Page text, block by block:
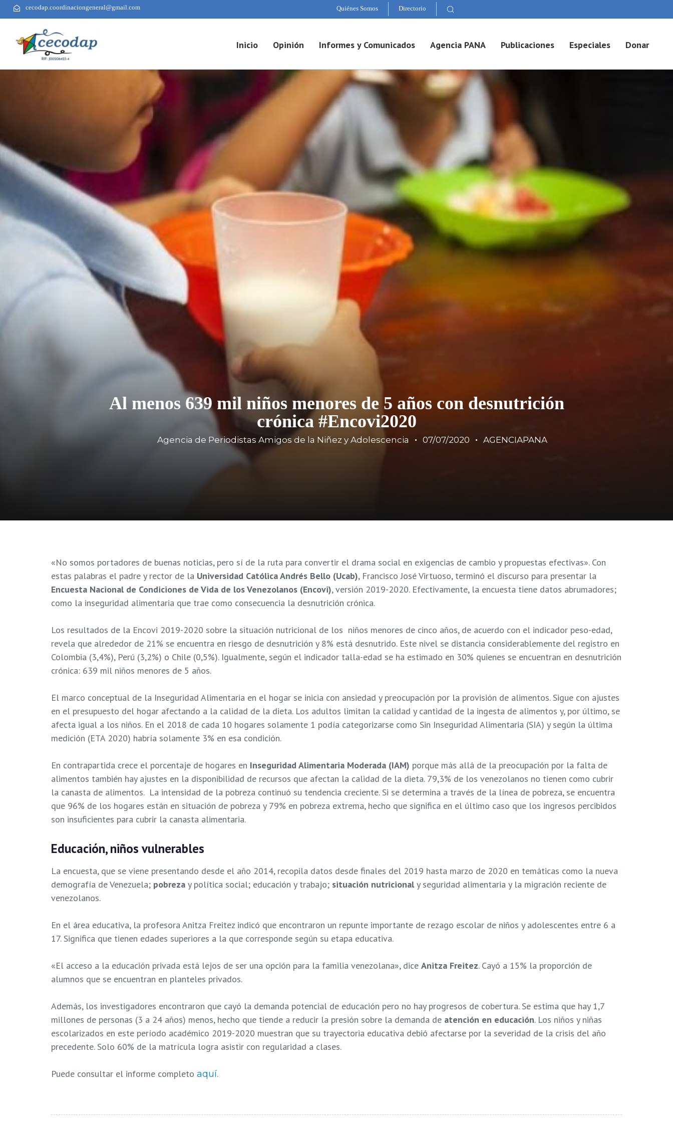
cecodap.coordinaciongeneral@gmail.com Quiénes Somos Directorio
Inicio Opinión Informes y Comunicados Agencia PANA Publicaciones Especiales Donar
Al menos 639 mil niños menores de 5 años con desnutrición
crónica #Encovi2020
Agencia de Periodistas Amigos de la Niñez y Adolescencia 07/07/2020 AGENCIAPANA
«No somos portadores de buenas noticias, pero sí de la ruta para convertir el drama social en exigencias de cambio y propuestas efectivas». Con
estas palabras el padre y rector de la Universidad Católica Andrés Bello (Ucab), Francisco José Virtuoso, terminó el discurso para presentar la
Encuesta Nacional de Condiciones de Vida de los Venezolanos (Encovi), versión 2019-2020. Efectivamente, la encuesta tiene datos abrumadores;
como la inseguridad alimentaria que trae como consecuencia la desnutrición crónica.
Los resultados de la Encovi 2019-2020 sobre la situación nutricional de los niños menores de cinco años, de acuerdo con el indicador peso-edad,
revela que alrededor de 21% se encuentra en riesgo de desnutrición y 8% está desnutrido. Este nivel se distancia considerablemente del registro en
Colombia (3,4%), Perú (3,2%) o Chile (0,5%). Igualmente, según el indicador talla-edad se ha estimado en 30% quienes se encuentran en desnutrición
crónica: 639 mil niños menores de 5 años.
El marco conceptual de la Inseguridad Alimentaria en el hogar se inicia con ansiedad y preocupación por la provisión de alimentos. Sigue con ajustes
en el presupuesto del hogar afectando a la calidad de la dieta. Los adultos limitan la calidad y cantidad de la ingesta de alimentos y, por último, se
afecta igual a los niños. En el 2018 de cada 10 hogares solamente 1 podía categorizarse como Sin Inseguridad Alimentaria (SIA) y según la última
medición (ETA 2020) habría solamente 3% en esa condición.
En contrapartida crece el porcentaje de hogares en Inseguridad Alimentaria Moderada (IAM) porque más allá de la preocupación por la falta de
alimentos también hay ajustes en la disponibilidad de recursos que afectan la calidad de la dieta. 79,3% de los venezolanos no tienen como cubrir
la canasta de alimentos. La intensidad de la pobreza continuó su tendencia creciente. Si se determina a través de la línea de pobreza, se encuentra
que 96% de los hogares están en situación de pobreza y 79% en pobreza extrema, hecho que significa en el último caso que los ingresos percibidos
son insuficientes para cubrir la canasta alimentaria.
Educación, niños vulnerables
La encuesta, que se viene presentando desde el año 2014, recopila datos desde finales del 2019 hasta marzo de 2020 en temáticas como la nueva
demografía de Venezuela; pobreza y política social; educación y trabajo; situación nutricionaly seguridad alimentaria y la migración reciente de
venezolanos.
En el área educativa, la profesora Anitza Freitez indicó que encontraron un repunte importante de rezago escolar de niños y adolescentes entre 6 a
17. Significa que tienen edades superiores a la que corresponde según su etapa educativa.
«El acceso a la educación privada está lejos de ser una opción para la familia venezolana», dice Anitza Freitez. Cayó a 15% la proporción de
alumnos que se encuentran en planteles privados.
Además, los investigadores encontraron que cayó la demanda potencial de educación pero no hay progresos de cobertura. Se estima que hay 1,7
millones de personas (3 a 24 años) menos, hecho que tiende a reducir la presión sobre la demanda de atención en educación. Los niños y niñas
escolarizados en este período académico 2019-2020 muestran que su trayectoria educativa debió afectarse por la severidad de la crisis del año
precedente. Solo 60% de la matrícula logra asistir con regularidad a clases.
Puede consultar el informe completo aquí.